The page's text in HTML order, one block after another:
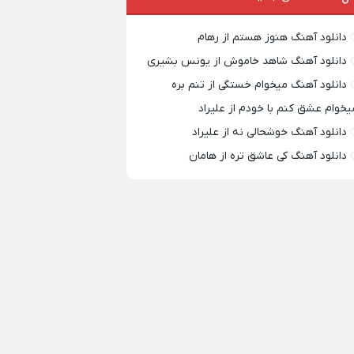
دانلود آهنگ هنوز هستم از رهام
دانلود آهنگ شاهد خاموش از یونس بشیری
دانلود آهنگ میخوام خستگی از تنم بره
عشق کنم با خودم از علیراد
دانلود آهنگ خوشحالی نه از علیراد
دانلود آهنگ کی عاشق تره از هامان